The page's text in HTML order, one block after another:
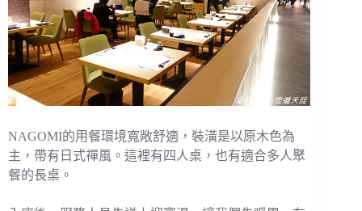
NAGOMI的用餐環境寬敞舒適，裝潢是以原木色為
主，帶有日式禪風。這裡有四人桌，也有適合多人聚
餐的長桌。